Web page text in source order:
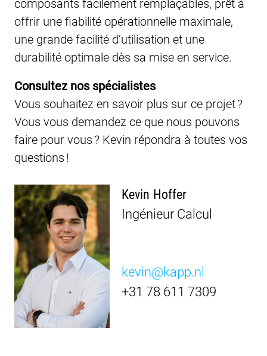
composants facilement remplaçables, prêt à
offrir une fiabilité opérationnelle maximale,
une grande facilité d’utilisation et une
durabilité optimale dès sa mise en service.
Consultez nos spécialistes
Vous souhaitez en savoir plus sur ce projet ?
Vous vous demandez ce que nous pouvons
faire pour vous ? Kevin répondra à toutes vos
questions !
Kevin Hoffer
Ingénieur Calcul
kevin@kapp.nl
+31 78 611 7309